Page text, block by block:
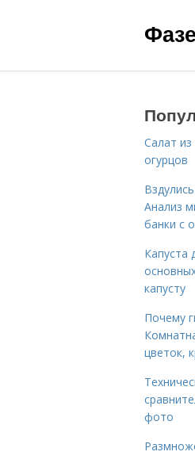
Салат из
огурцов
Анализ
банки с
Капуста
капусту
Почему
цветок,
фото